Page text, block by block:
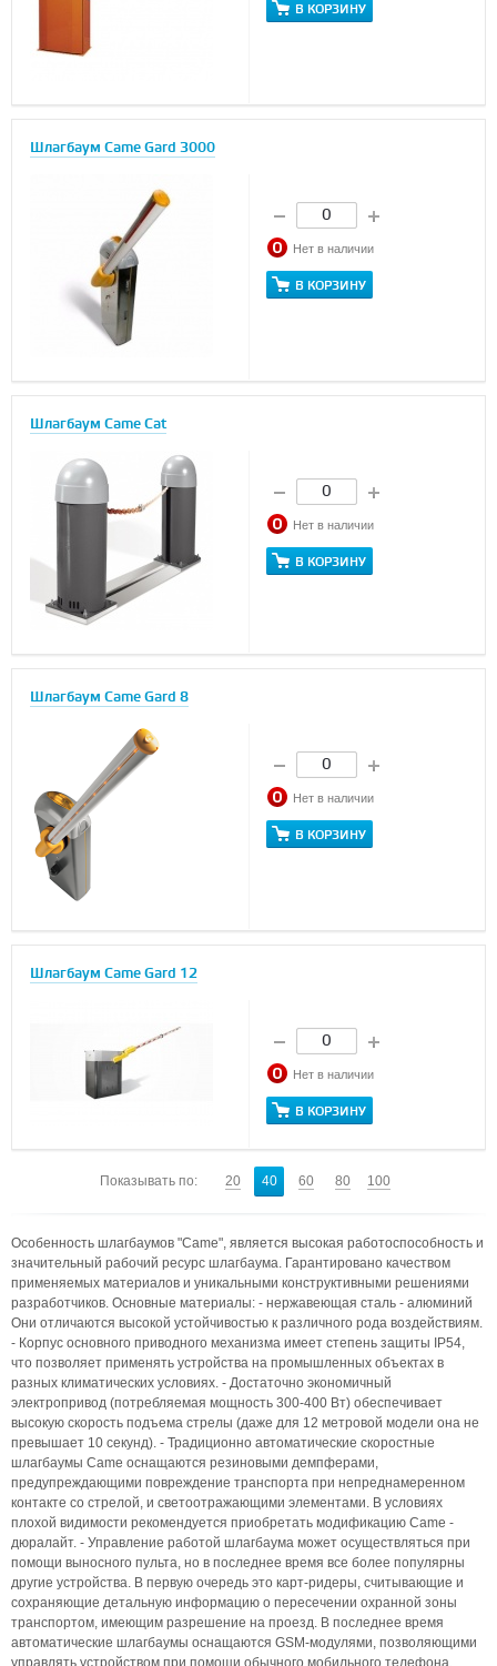
В КОРЗИНУ
Шлагбаум Came Gard 3000
Нет в наличии
В КОРЗИНУ
Шлагбаум Came Cat
Нет в наличии
В КОРЗИНУ
Шлагбаум Came Gard 8
Нет в наличии
В КОРЗИНУ
Шлагбаум Came Gard 12
Нет в наличии
В КОРЗИНУ
Показывать по: 20 40 60 80 100
Особенность шлагбаумов "Came", является высокая работоспособность и
значительный рабочий ресурс шлагбаума. Гарантировано качеством
применяемых материалов и уникальными конструктивными решениями
разработчиков. Основные материалы: - нержавеющая сталь - алюминий
Они отличаются высокой устойчивостью к различного рода воздействиям.
- Корпус основного приводного механизма имеет степень защиты IP54,
что позволяет применять устройства на промышленных объектах в
разных климатических условиях. - Достаточно экономичный
электропривод (потребляемая мощность 300-400 Вт) обеспечивает
высокую скорость подъема стрелы (даже для 12 метровой модели она не
превышает 10 секунд). - Традиционно автоматические скоростные
шлагбаумы Came оснащаются резиновыми демпферами,
предупреждающими повреждение транспорта при непреднамеренном
контакте со стрелой, и светоотражающими элементами. В условиях
плохой видимости рекомендуется приобретать модификацию Came -
дюралайт. - Управление работой шлагбаума может осуществляться при
помощи выносного пульта, но в последнее время все более популярны
другие устройства. В первую очередь это карт-ридеры, считывающие и
сохраняющие детальную информацию о пересечении охранной зоны
транспортом, имеющим разрешение на проезд. В последнее время
автоматические шлагбаумы оснащаются GSM-модулями, позволяющими
управлять устройством при помощи обычного мобильного телефона.